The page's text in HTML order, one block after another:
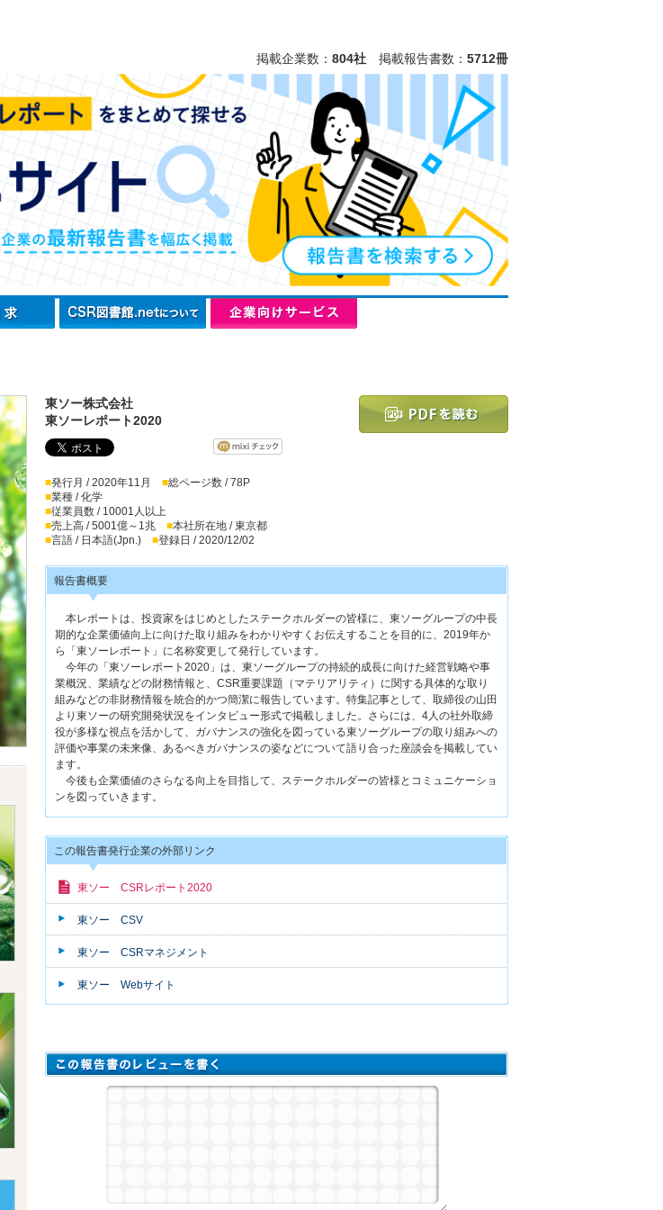
掲載企業数： 804社 掲載報告書数： 5712冊
東ソー株式会社
東ソーレポート2020
■発行月 / 2020年11月 ■総ページ数 / 78P
■業種 / 化学
■従業員数 / 10001人以上
■売上高 / 5001億～1兆 ■本社所在地 / 東京都
■言語 / 日本語(Jpn.) ■登録日 / 2020/12/02
報告書概要
本レポートは、投資家をはじめとしたステークホルダーの皆様に、東ソーグループの中長
期的な企業価値向上に向けた取り組みをわかりやすくお伝えすることを目的に、2019年か
ら「東ソーレポート」に名称変更して発行しています。
今年の「東ソーレポート2020」は、東ソーグループの持続的成長に向けた経営戦略や事
業概況、業績などの財務情報と、CSR重要課題（マテリアリティ）に関する具体的な取り
組みなどの非財務情報を統合的かつ簡潔に報告しています。特集記事として、取締役の山田
より東ソーの研究開発状況をインタビュー形式で掲載しました。さらには、4人の社外取締
役が多様な視点を活かして、ガバナンスの強化を図っている東ソーグループの取り組みへの
評価や事業の未来像、あるべきガバナンスの姿などについて語り合った座談会を掲載してい
ます。
今後も企業価値のさらなる向上を目指して、ステークホルダーの皆様とコミュニケーショ
ンを図っていきます。
この報告書発行企業の外部リンク
東ソー CSRレポート2020
東ソー CSV
東ソー CSRマネジメント
東ソー Webサイト